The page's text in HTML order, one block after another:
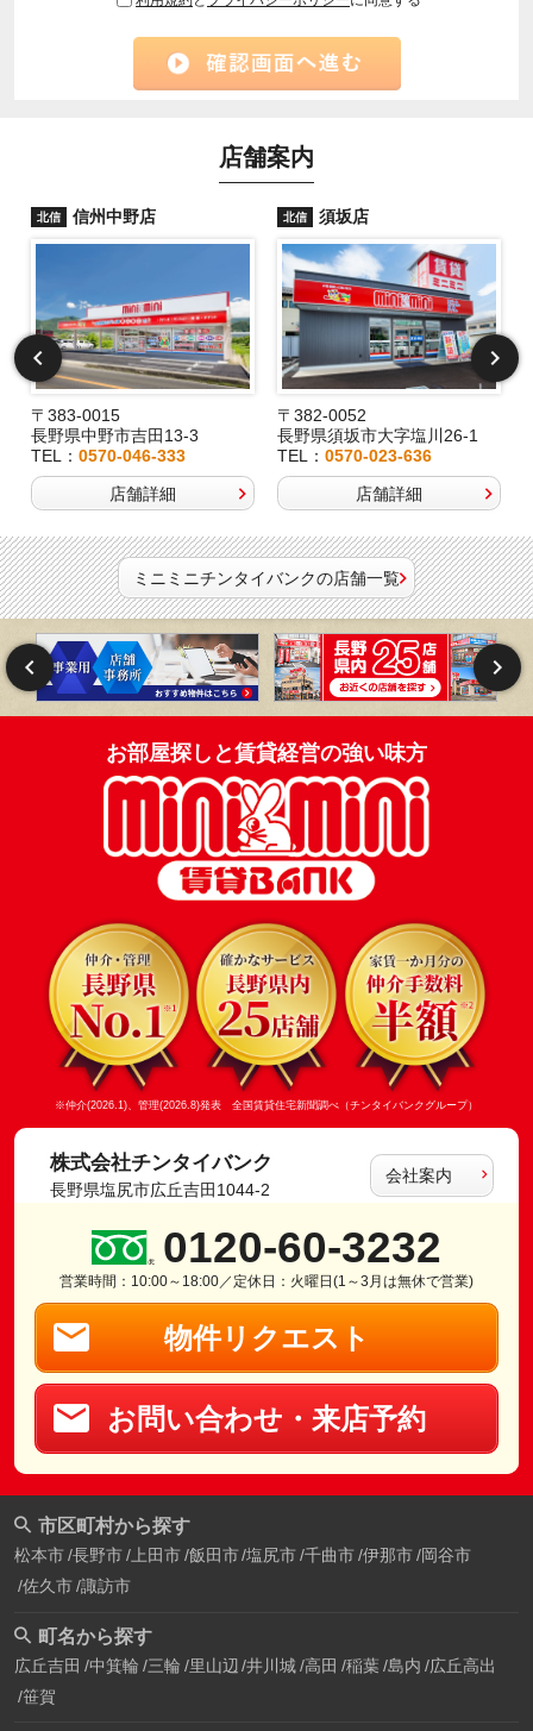
店舗案内
北信 信州中野店
〒383-0015
長野県中野市吉田13-3
TEL： 0570-046-333
店舗詳細
北信 須坂店
〒382-0052
長野県須坂市大字塩川26-1
TEL：0570-023-636
店舗詳細
ミニミニチンタイバンクの店舗一覧
お部屋探しと賃貸経営の強い味方
※仲介(2026.1)、管理(2026.8)発表 全国賃貸住宅新聞調べ（チンタイバンクグループ）
株式会社チンタイバンク
長野県塩尻市広丘吉田1044-2
会社案内
0120-60-3232
営業時間：10:00～18:00／定休日：火曜日(1～3月は無休で営業)
物件リクエスト
お問い合わせ・来店予約
市区町村から探す
松本市 長野市 上田市 飯田市 塩尻市 千曲市 伊那市 岡谷市
佐久市 諏訪市
町名から探す
広丘吉田 中箕輪 三輪 里山辺 井川城 高田 稲葉 島内 広丘高出
笹賀